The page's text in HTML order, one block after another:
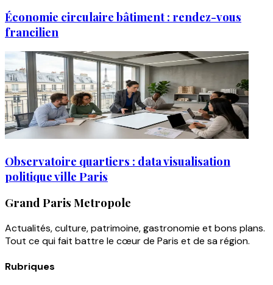
Économie circulaire bâtiment : rendez-vous
francilien
Observatoire quartiers : data visualisation
politique ville Paris
Grand Paris Metropole
Actualités, culture, patrimoine, gastronomie et bons plans.
Tout ce qui fait battre le cœur de Paris et de sa région.
Rubriques